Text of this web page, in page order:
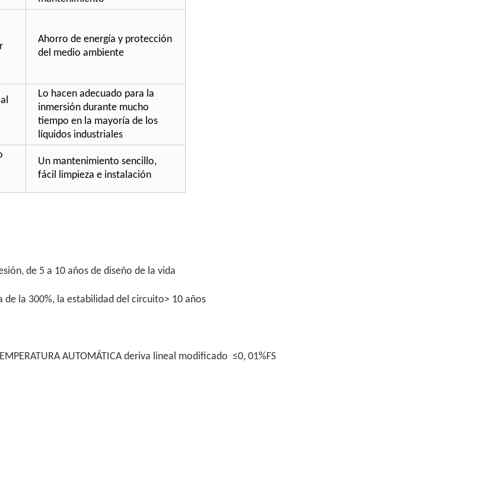
Ahorro de energía y protección
del medio ambiente
Lo hacen adecuado para la
inmersión durante mucho
tiempo en la mayoría de los
líquidos industriales
Un mantenimiento sencillo,
fácil limpieza e instalación
de 5 a 10 años de diseño de la vida
la 300%, la estabilidad del circuito> 10 años
AUTOMÁTICA deriva lineal modificado ≤0, 01%FS